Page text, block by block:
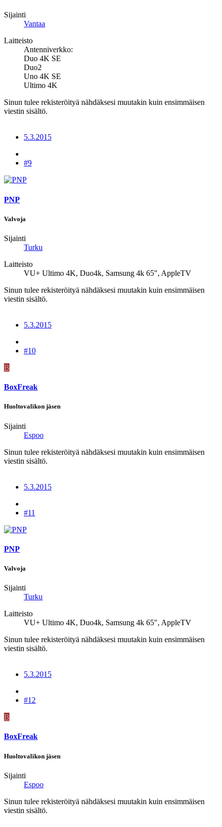
Sijainti
Vantaa
Laitteisto
Antenniverkko:
Duo 4K SE
Duo2
Uno 4K SE
Ultimo 4K
Sinun tulee rekisteröityä nähdäksesi muutakin kuin ensimmäisen
viestin sisältö.
5.3.2015
#9
PNP
Valvoja
Sijainti
Turku
Laitteisto
VU+ Ultimo 4K, Duo4k, Samsung 4k 65", AppleTV
Sinun tulee rekisteröityä nähdäksesi muutakin kuin ensimmäisen
viestin sisältö.
5.3.2015
#10
B
BoxFreak
Huoltovalikon jäsen
Sijainti
Espoo
Sinun tulee rekisteröityä nähdäksesi muutakin kuin ensimmäisen
viestin sisältö.
5.3.2015
#11
PNP
Valvoja
Sijainti
Turku
Laitteisto
VU+ Ultimo 4K, Duo4k, Samsung 4k 65", AppleTV
Sinun tulee rekisteröityä nähdäksesi muutakin kuin ensimmäisen
viestin sisältö.
5.3.2015
#12
B
BoxFreak
Huoltovalikon jäsen
Sijainti
Espoo
Sinun tulee rekisteröityä nähdäksesi muutakin kuin ensimmäisen
viestin sisältö.